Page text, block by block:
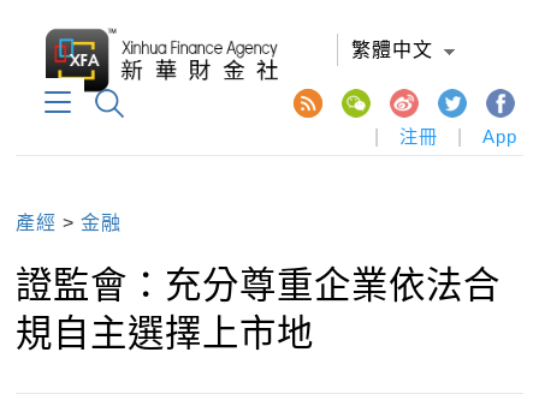
繁體中文
注冊 App
產經 >金融
證監會：充分尊重企業依法合
規自主選擇上市地